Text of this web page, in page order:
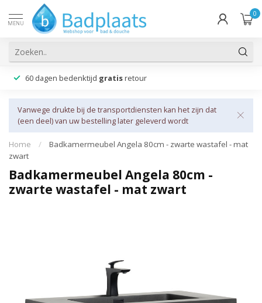
MENU
0
60 dagen bedenktijd gratis retour
Vanwege drukte bij de transportdiensten kan het zijn dat
(een deel) van uw bestelling later geleverd wordt
Home /
Badkamermeubel Angela 80cm - zwarte wastafel - mat
zwart
Badkamermeubel Angela 80cm -
zwarte wastafel - mat zwart